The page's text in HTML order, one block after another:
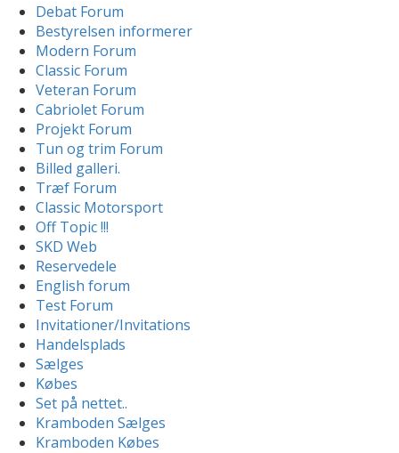
Debat Forum
Bestyrelsen informerer
Modern Forum
Classic Forum
Veteran Forum
Cabriolet Forum
Projekt Forum
Tun og trim Forum
Billed galleri.
Træf Forum
Classic Motorsport
Off Topic !!!
SKD Web
Reservedele
English forum
Test Forum
Invitationer/Invitations
Handelsplads
Sælges
Købes
Set på nettet..
Kramboden Sælges
Kramboden Købes